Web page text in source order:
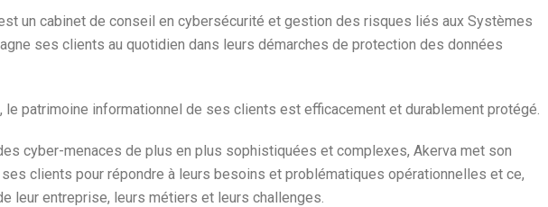
un cabinet de conseil en cybersécurité et gestion des risques liés aux Systèmes
ses clients au quotidien dans leurs démarches de protection des données
le patrimoine informationnel de ses clients est efficacement et durablement protégé.
cyber-menaces de plus en plus sophistiquées et complexes, Akerva met son
clients pour répondre à leurs besoins et problématiques opérationnelles et ce,
leur entreprise, leurs métiers et leurs challenges.